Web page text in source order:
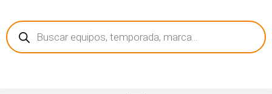
contenido
Búsqueda
de
productos